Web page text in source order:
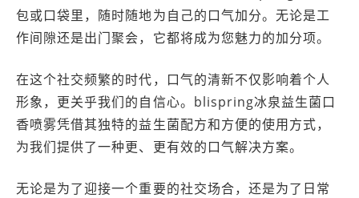
包或口袋里，随时随地为自己的口气加分。无论是工
作间隙还是出门聚会，它都将成为您魅力的加分项。
在这个社交频繁的时代，口气的清新不仅影响着个人
形象，更关乎我们的自信心。blispring冰泉益生菌口
香喷雾凭借其独特的益生菌配方和方便的使用方式，
为我们提供了一种更、更有效的口气解决方案。
无论是为了迎接一个重要的社交场合，还是为了日常